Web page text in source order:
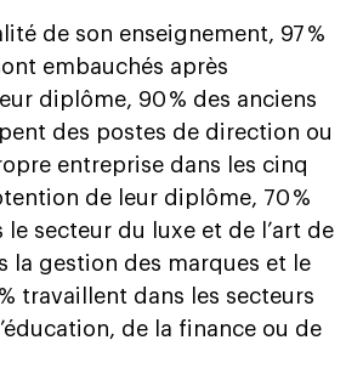
de son enseignement, 97 %
embauchés après
diplôme, 90 % des anciens
des postes de direction ou
entreprise dans les cinq
de leur diplôme, 70 %
secteur du luxe et de l’art de
la gestion des marques et le
travaillent dans les secteurs
de la finance ou de